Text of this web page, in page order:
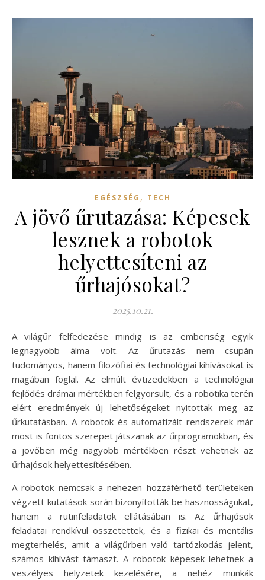
EGÉSZSÉG , TECH
A jövő űrutazása: Képesek
lesznek a robotok
helyettesíteni az
űrhajósokat?
2025.10.21.
A világűr felfedezése mindig is az emberiség egyik
legnagyobb álma volt. Az űrutazás nem csupán
tudományos, hanem filozófiai és technológiai kihívásokat is
magában foglal. Az elmúlt évtizedekben a technológiai
fejlődés drámai mértékben felgyorsult, és a robotika terén
elért eredmények új lehetőségeket nyitottak meg az
űrkutatásban. A robotok és automatizált rendszerek már
most is fontos szerepet játszanak az űrprogramokban, és
a jövőben még nagyobb mértékben részt vehetnek az
űrhajósok helyettesítésében.
A robotok nemcsak a nehezen hozzáférhető területeken
végzett kutatások során bizonyították be hasznosságukat,
hanem a rutinfeladatok ellátásában is. Az űrhajósok
feladatai rendkívül összetettek, és a fizikai és mentális
megterhelés, amit a világűrben való tartózkodás jelent,
számos kihívást támaszt. A robotok képesek lehetnek a
veszélyes helyzetek kezelésére, a nehéz munkák